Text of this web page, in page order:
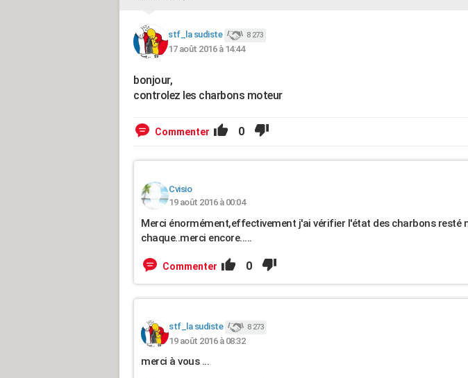
stf_la sudiste 8 273
17 août 2016 à 14:44
bonjour,
controlez les charbons moteur
Commenter 0
Cvisio
19 août 2016 à 00:04
Merci énormément,effectivement j'ai vérifier l'état des charbons resté
chaque..merci encore.....
Commenter 0
stf_la sudiste 8 273
19 août 2016 à 08:32
merci à vous ...